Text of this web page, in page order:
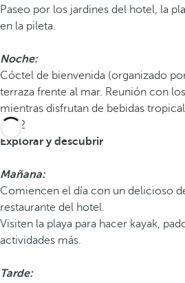
Paseo por los jardines del hotel, la
en la pileta.
Noche:
Cóctel de bienvenida (organizado
terraza frente al mar. Reunión con
mientras disfrutan de bebidas
Día 2
Explorar y descubrir
Mañana:
Comiencen el día con un delicioso
restaurante del hotel.
Visiten la playa para hacer kayak,
actividades más.
Tarde: